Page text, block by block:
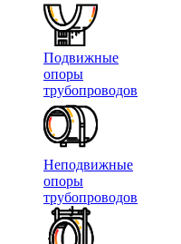
Подвижные
опоры
трубопроводов
Неподвижные
опоры
трубопроводов